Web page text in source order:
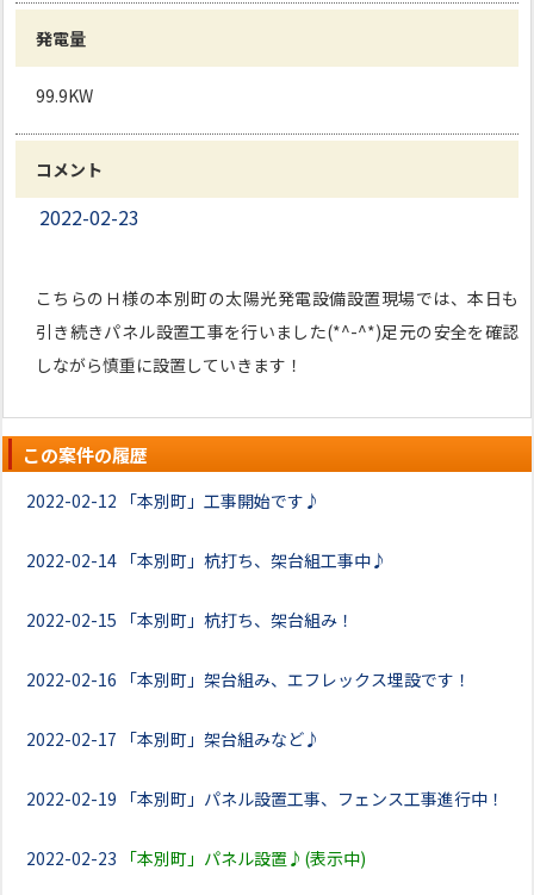
発電量
99.9KW
コメント
2022-02-23
こちらのＨ様の本別町の太陽光発電設備設置現場では、本日も
引き続きパネル設置工事を行いました(*^-^*)足元の安全を確認
しながら慎重に設置していきます！
この案件の履歴
2022-02-12 「本別町」工事開始です♪
2022-02-14 「本別町」杭打ち、架台組工事中♪
2022-02-15 「本別町」杭打ち、架台組み！
2022-02-16 「本別町」架台組み、エフレックス埋設です！
2022-02-17 「本別町」架台組みなど♪
2022-02-19 「本別町」パネル設置工事、フェンス工事進行中！
2022-02-23 「本別町」パネル設置♪(表示中)